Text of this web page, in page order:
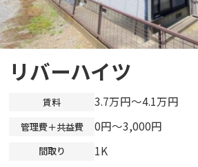
リバーハイツ
賃料 3.7万円～4.1万円
管理費＋共益費 0円～3,000円
間取り 1K